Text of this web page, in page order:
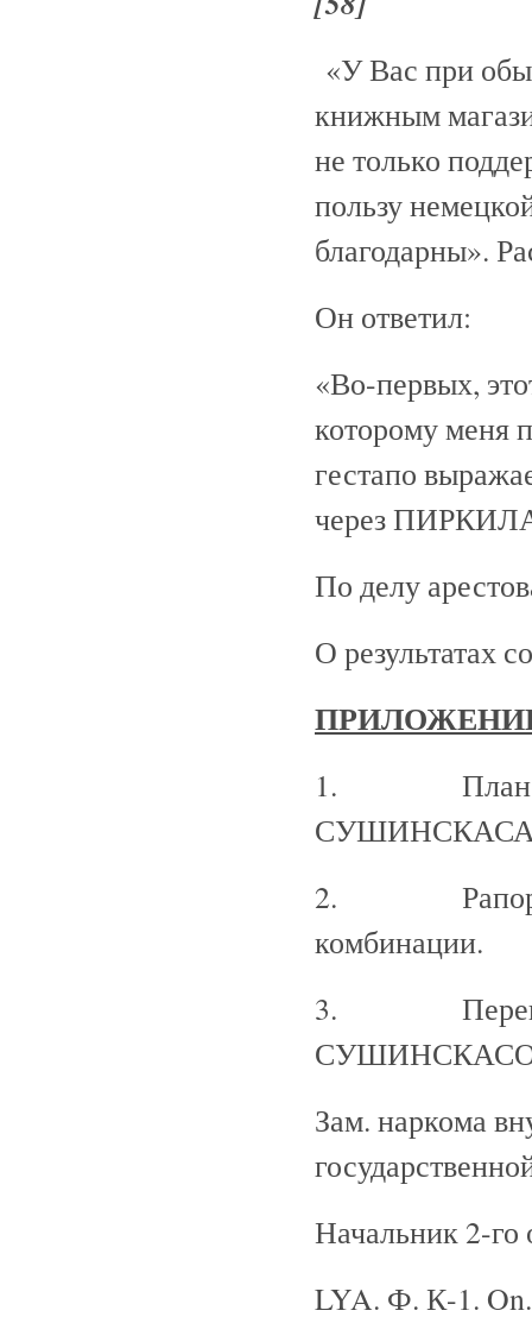
«У Вас при
книжным
не только
пользу
благодарны».
Он ответил:
«Во-первых,
которому меня
гестапо
через
По делу
О результатах
1. План
СУШИНСКАСА
2. Рапорт
комбинации.
3. Перевод с
СУШИНСКАСОМ
Зам. наркома
Начальник 2-
LYA. Ф. К-1.